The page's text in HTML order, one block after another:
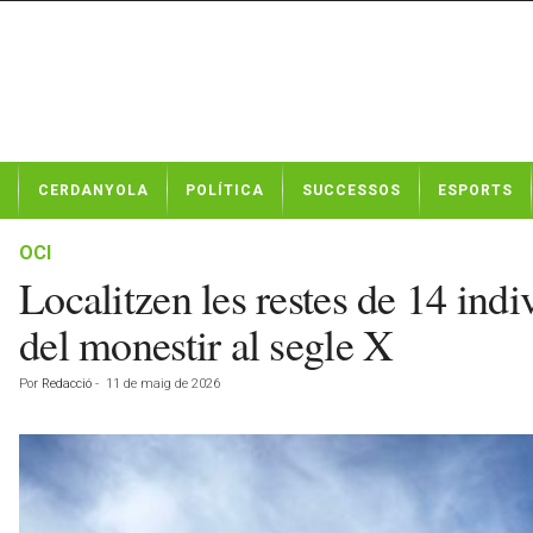
t
CERDANYOLA POLÍTICA SUCCESSOS ESPORTS
OCI
Localitzen les restes de 14
del monestir al segle X
Por Redacció - 11 de maig de 2026